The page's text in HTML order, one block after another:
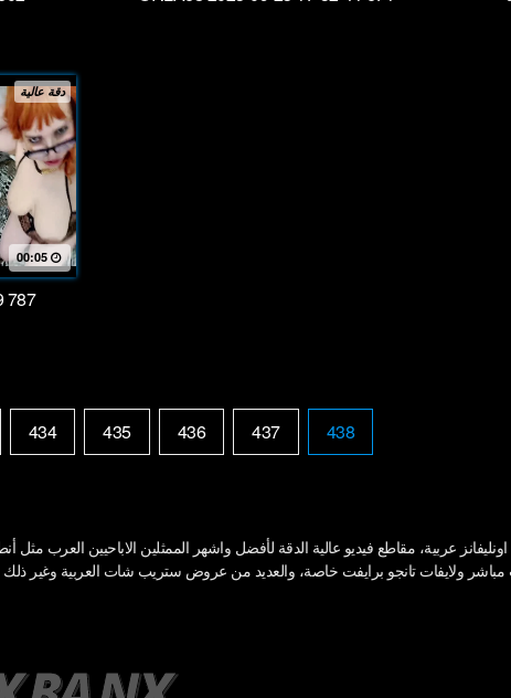
دقة عالية
00:05
787
434 435 436 437 438
عربية، مقاطع فيديو عالية الدقة لأفضل واشهر الممثلين الاباحيين العرب مثل
مباشر ولايفات تانجو برايفت خاصة، والعديد من عروض ستريب شات العربية وغير ذلك